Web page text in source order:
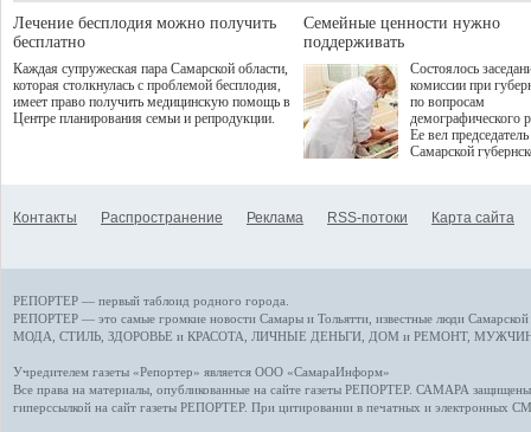
определенными
К ним можно
возникающие при
данными
более динамичного
проникновения
сегмент
отраслевое
рассказала Ольга
ходе сессии
качества жизни" в
ПМЭФ 2025. В
РФ Михаил
представители
Государственной
Лечение бесплодия можно получить
бесплатно
Каждая супружеская пара Самарской области,
которая столкнулась с проблемой бесплодия,
имеет право получить медицинскую помощь в
Центре планирования семьи и репродукции.
Семейные ценности нужно
поддерживать
Состоялось
комиссии при
по вопросам
демографического
Ее вел председатель
Самарской
Контакты Распространение Реклама RSS-потоки Карта сайта
РЕПОРТЕР — первый таблоид родного города.
РЕПОРТЕР — это самые громкие новости Самары и Тольятти, известные люди
МОДА, СТИЛЬ ЗДОРОВЬЕ и КРАСОТА ЛИЧНЫЕ ДЕНЬГИ ДОМ и РЕМОНТ,
Учредителем газеты «Репортер» является ООО «СамараИнформ»
Все права на материалы, опубликованные на сайте газеты РЕПОРТЕР. САМАРА защищены.
гиперссылкой на сайт газеты РЕПОРТЕР. При цитировании в печатных и электронных